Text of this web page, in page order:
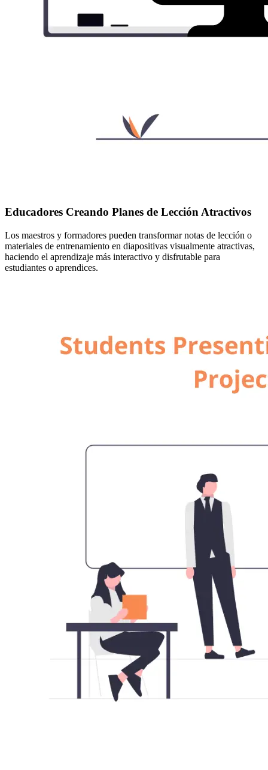
Educadores Creando Planes de Lección Atractivos
Los maestros y formadores pueden transformar notas de lección o
materiales de entrenamiento en diapositivas visualmente atractivas,
haciendo el aprendizaje más interactivo y disfrutable para
estudiantes o aprendices.